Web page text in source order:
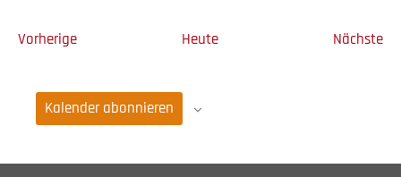
VorherigeVeranstaltungen Heute Nächste
Kalender abonnieren